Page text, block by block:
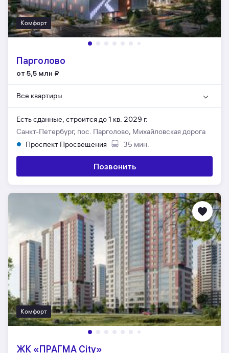
Комфорт
Парголово
от 5,5 млн ₽
Все квартиры
Есть сданные, строится до 1 кв. 2029 г.
Санкт-Петербург, пос. Парголово, Михайловская дорога
Проспект Просвещения
35 мин.
Позвонить
Комфорт
ЖК «ПРАГМА City»